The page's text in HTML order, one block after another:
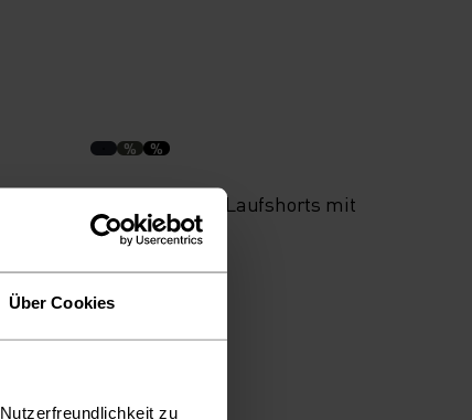
Über Cookies
zu
% %
Essential 6 Inch Laufshorts mit
Innenhose